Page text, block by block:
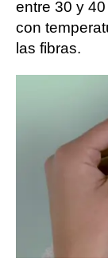
entre 30 y
con
las fibras.